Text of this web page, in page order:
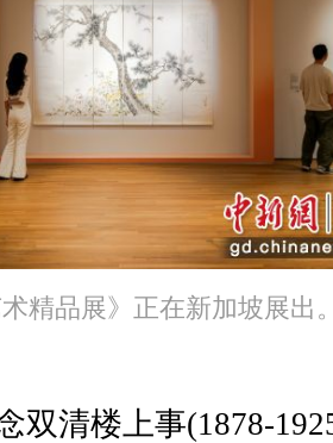
术精品展》正在新加坡展出
清楼上事(1878-